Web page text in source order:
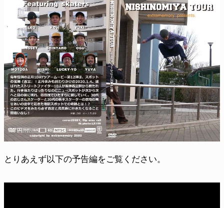
とりあえず以下の予告編をご覧ください。